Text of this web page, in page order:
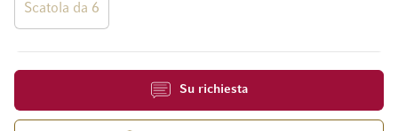
Scatola da 6
Su richiesta